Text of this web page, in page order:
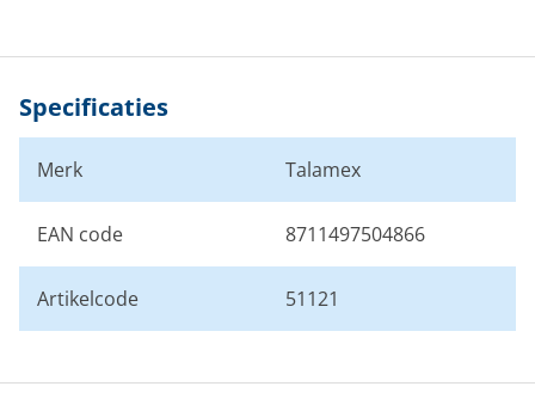
Specificaties
Merk Talamex
EAN code 8711497504866
Artikelcode 51121